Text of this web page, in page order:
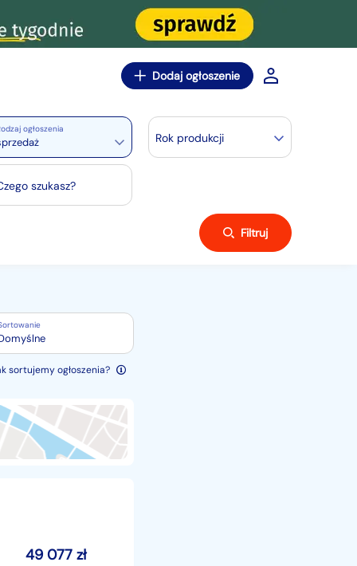
Dodaj ogłoszenie
ogłoszenia
Rok produkcji
szukasz?
Filtruj
sortujemy ogłoszenia?
49 077zł